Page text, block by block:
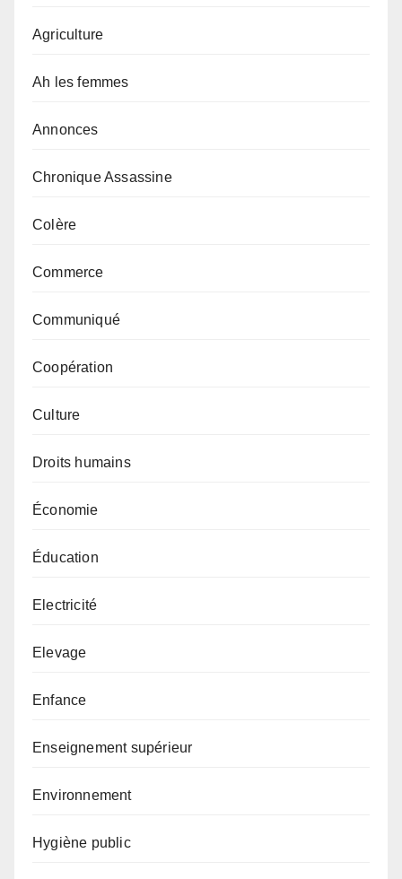
Agriculture
Ah les femmes
Annonces
Chronique Assassine
Colère
Commerce
Communiqué
Coopération
Culture
Droits humains
Économie
Éducation
Electricité
Elevage
Enfance
Enseignement supérieur
Environnement
Hygiène public